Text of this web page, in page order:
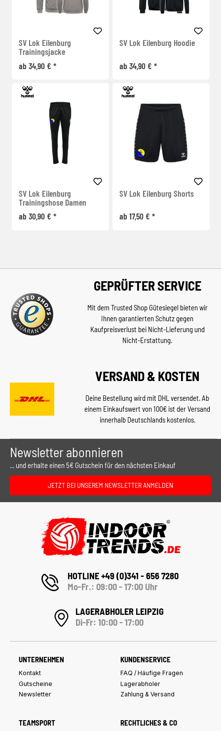
SV Lok Eilenburg
Trainingsjacke
ab 34,90 € *
SV Lok Eilenburg Hoodie
ab 34,90 € *
SV Lok Eilenburg
Trainingshose Damen
ab 30,90 € *
SV Lok Eilenburg Shorts
ab 17,50 € *
GEPRÜFTER SERVICE
Mit dem Trusted Shop Gütesiegel bieten wir
Ihnen garantierten Schutz gegen
Kaufpreisverlust bei Nicht-Lieferung und
Nicht-Erstattung.
VERSAND & KOSTEN
Deine Bestellung wird mit DHL versendet. Ab
einem Einkaufswert von 100€ ist der Versand
innerhalb Deutschlands kostenlos.
Newsletter abonnieren
... und erhalte einen 5€ Gutschein für den nächsten Einkauf
JETZT BEI UNSEREM NEWSLETTER ANMELDEN
HOTLINE +49 (0)341 - 656 7280
Mo-Fr.: 09:00 - 17:00 Uhr
LAGERABHOLER LEIPZIG
Di-Fr: 10:00 - 17:00
UNTERNEHMEN
Kontakt
Gutscheine
Newsletter
KUNDENSERVICE
FAQ / Häufige Fragen
Lagerabholer
Zahlung & Versand
TEAMSPORT RECHTLICHES & CO